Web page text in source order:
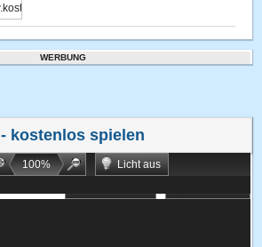
WERBUNG
- kostenlos spielen
100%
Licht aus